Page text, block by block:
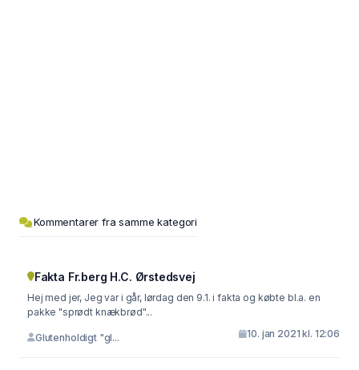
Kommentarer fra samme kategori
Fakta Fr.berg H.C. Ørstedsvej
Hej med jer, Jeg var i går, lørdag den 9.1. i fakta og købte bl.a. en
pakke "sprødt knækbrød"...
Glutenholdigt "gl... 10. jan 2021 kl. 12:06